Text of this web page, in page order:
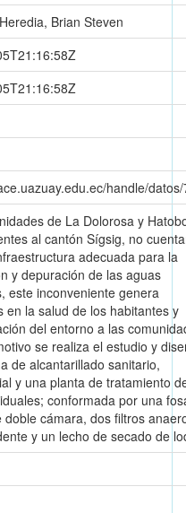
Brian Steven
handle/
de La Dolorosa y
al cantón Sígsig, no
adecuada para la
y depuración de las aguas
este inconveniente genera
en la salud de los habitantes y
del entorno a las
se realiza el estudio y
de alcantarillado sanitario,
y una planta de tratamiento
conformada por una
doble cámara, dos filtros
y un lecho de secado de